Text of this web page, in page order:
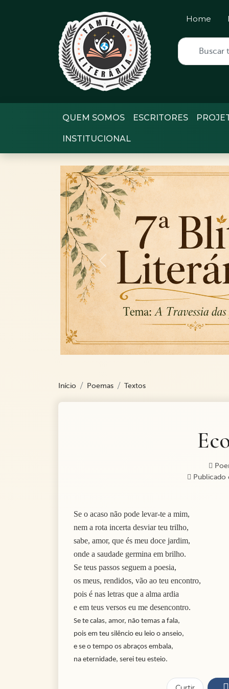
Home
QUEM SOMOS ESCRITORES
INSTITUCIONAL
Previous
Início Poemas Textos
Publicado
Se o acaso não pode levar-te a mim,
nem a rota incerta desviar teu trilho,
sabe, amor, que és meu doce jardim,
onde a saudade germina em brilho.
Se teus passos seguem a poesia,
os meus, rendidos, vão ao teu encontro,
pois é nas letras que a alma ardia
e em teus versos eu me desencontro.
Se te calas, amor, não temas a fala,
pois em teu silêncio eu leio o anseio,
e se o tempo os abraços embala,
na eternidade, serei teu esteio.